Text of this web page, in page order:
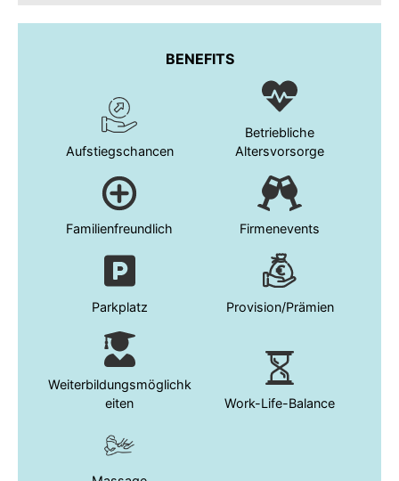
BENEFITS
Aufstiegschancen
Betriebliche
Altersvorsorge
Familienfreundlich Firmenevents
Parkplatz Provision/Prämien
Weiterbildungsmöglichk
eiten
Work-Life-Balance